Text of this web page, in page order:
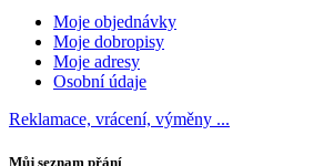
Moje objednávky
Moje dobropisy
Moje adresy
Osobní údaje
Reklamace, vrácení, výměny ...
Můj seznam přání